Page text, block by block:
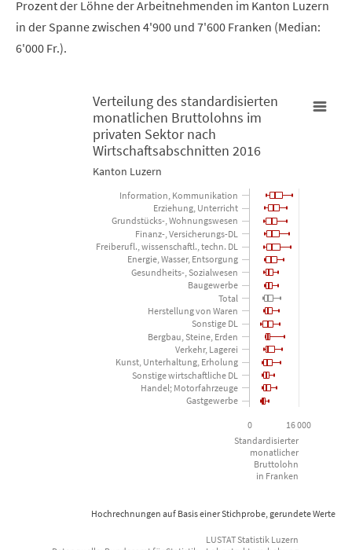
Prozent der Löhne der Arbeitnehmenden im Kanton Luzern
in der Spanne zwischen 4'900 und 7'600 Franken (Median:
6'000 Fr.).
Verteilung des standardisierten monatlichen Bruttolohns im
Boxplot with 17 boxes. Box plot charts are typically used to
View as data table, Verteilung des standardisierten
The chart has 1 X axis displaying categories.
The chart has 1 Y axis displaying Standardisierter monatlicher
Hochrechnungen auf Basis einer Stichprobe, gerundete Werte
Standardisierter
monatlicher
Bruttolohn
in Franken
Verteilung des standardisierten
monatlichen Bruttolohns im
privaten Sektor nach
Wirtschaftsabschnitten 2016
Kanton Luzern
0 16 000
Gastgewerbe
Handel; Motorfahrzeuge
Sonstige wirtschaftliche DL
Kunst, Unterhaltung, Erholung
Verkehr, Lagerei
Bergbau, Steine, Erden
Sonstige DL
Herstellung von Waren
Total
Baugewerbe
Gesundheits-, Sozialwesen
Energie, Wasser, Entsorgung
Freiberufl., wissenschaftl., techn. DL
Finanz-, Versicherungs-DL
Grundstücks-, Wohnungswesen
Erziehung, Unterricht
Information, Kommunikation
LUSTAT Statistik Luzern